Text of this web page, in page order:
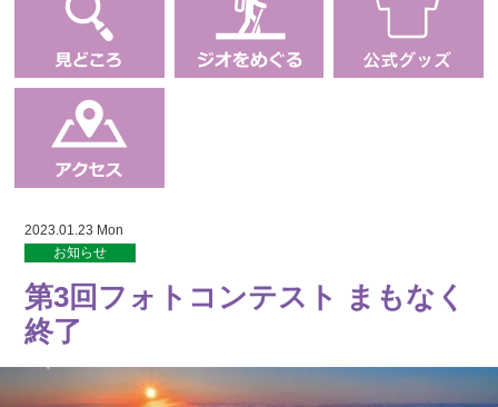
2023.01.23 Mon
お知らせ
第3回フォトコンテスト まもなく
終了